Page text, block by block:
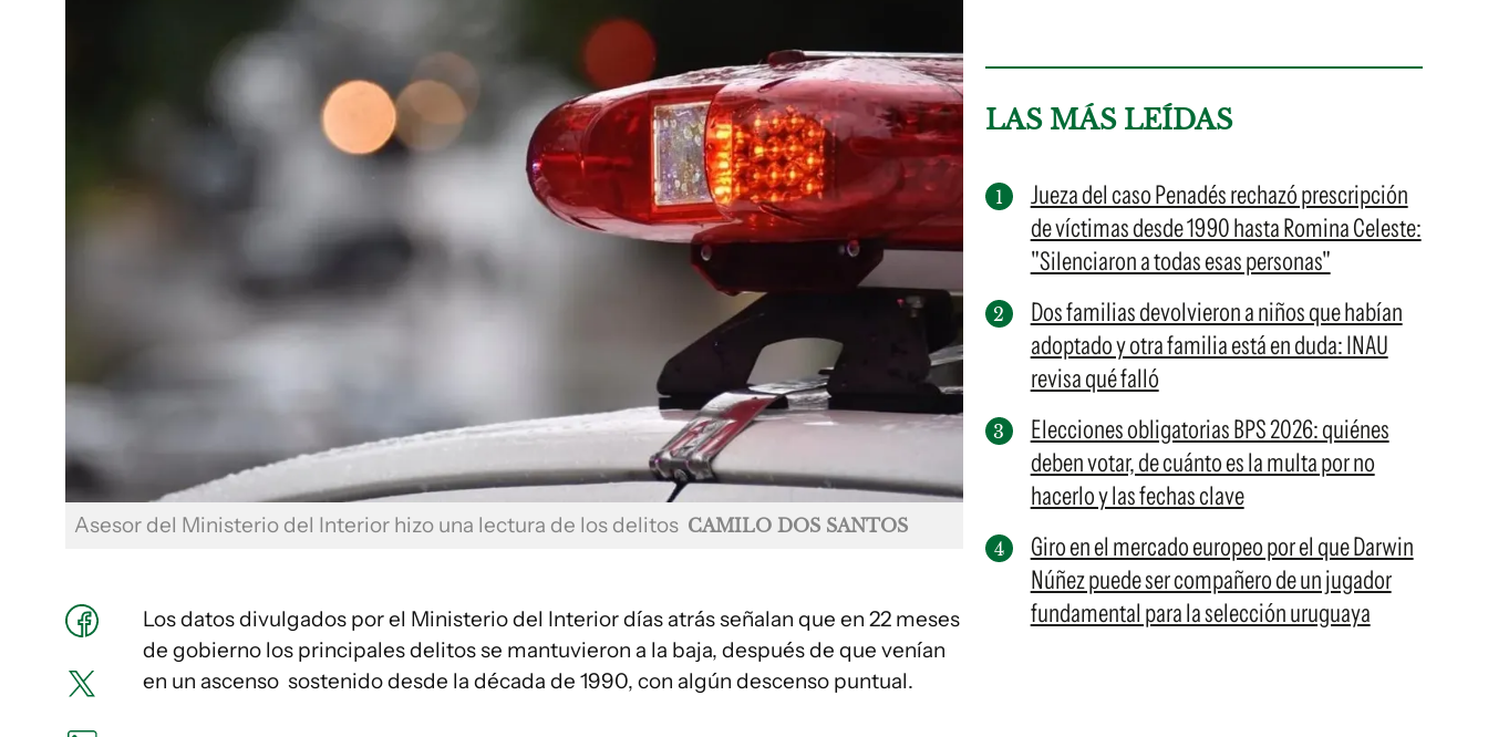
Asesor del Ministerio del Interior hizo una lectura de los delitos CAMILO DOS SANTOS
Los datos divulgados por el Ministerio del Interior días atrás señalan que en 22 meses
de gobierno los principales delitos se mantuvieron a la baja, después de que venían
en un ascenso sostenido desde la década de 1990, con algún descenso puntual.
LAS MÁS LEÍDAS
Jueza del caso Penadés rechazó prescripción
de víctimas desde 1990 hasta Romina Celeste:
"Silenciaron a todas esas personas"
Dos familias devolvieron a niños que habían
adoptado y otra familia está en duda: INAU
revisa qué falló
Elecciones obligatorias BPS 2026: quiénes
deben votar, de cuánto es la multa por no
hacerlo y las fechas clave
Giro en el mercado europeo por el que Darwin
Núñez puede ser compañero de un jugador
fundamental para la selección uruguaya